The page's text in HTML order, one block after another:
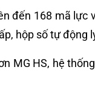
đến 168 mã
hộp số tự động
MG HS, hệ